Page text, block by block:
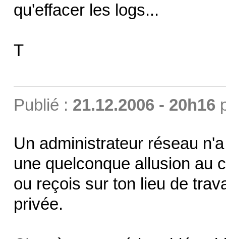
qu'effacer les logs...
T
Publié : 21.12.2006 - 20h16
Un administrateur réseau
une quelconque allusion au
ou reçois sur ton lieu de
privée.